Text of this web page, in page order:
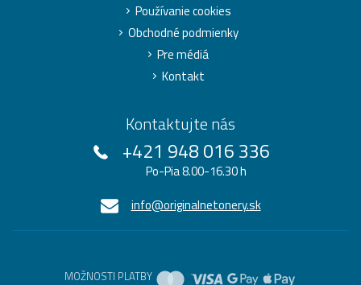
Používanie cookies
Obchodné podmienky
Pre médiá
Kontakt
Kontaktujte nás
+421 948 016 336
Po-Pia 8.00-16.30 h
info@originalnetonery.sk
MOŽNOSTI PLATBY